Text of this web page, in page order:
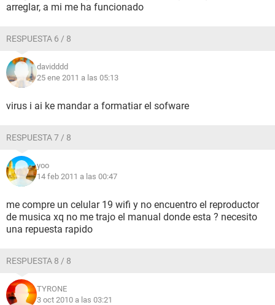
arreglar, a mi me ha funcionado
RESPUESTA 6 / 8
davidddd
25 ene 2011 a las 05:13
virus i ai ke mandar a formatiar el sofware
RESPUESTA 7 / 8
yoo
14 feb 2011 a las 00:47
me compre un celular 19 wifi y no encuentro el reproductor
de musica xq no me trajo el manual donde esta ? necesito
una repuesta rapido
RESPUESTA 8 / 8
TYRONE
3 oct 2010 a las 03:21